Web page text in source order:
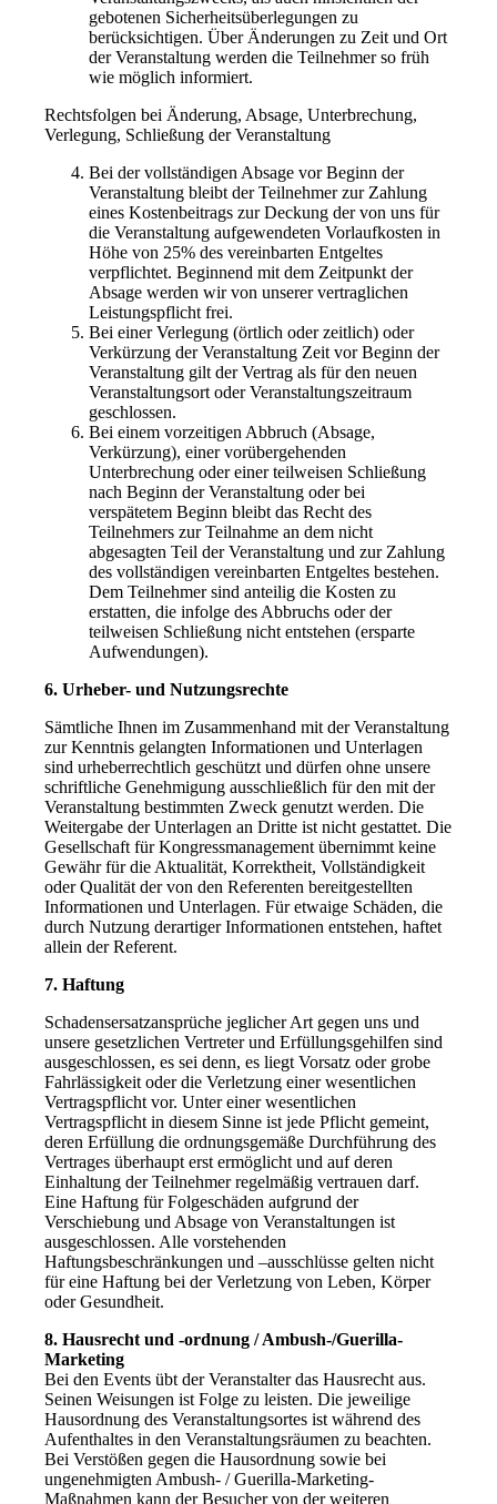
gebotenen Sicherheitsüberlegungen zu
berücksichtigen. Über Änderungen zu Zeit und Ort
der Veranstaltung werden die Teilnehmer so früh
wie möglich informiert.
Rechtsfolgen bei Änderung, Absage, Unterbrechung,
Verlegung, Schließung der Veranstaltung
Bei der vollständigen Absage vor Beginn der
Veranstaltung bleibt der Teilnehmer zur Zahlung
eines Kostenbeitrags zur Deckung der von uns für
die Veranstaltung aufgewendeten Vorlaufkosten in
Höhe von 25% des vereinbarten Entgeltes
verpflichtet. Beginnend mit dem Zeitpunkt der
Absage werden wir von unserer vertraglichen
Leistungspflicht frei.
Bei einer Verlegung (örtlich oder zeitlich) oder
Verkürzung der Veranstaltung Zeit vor Beginn der
Veranstaltung gilt der Vertrag als für den neuen
Veranstaltungsort oder Veranstaltungszeitraum
geschlossen.
Bei einem vorzeitigen Abbruch (Absage,
Verkürzung), einer vorübergehenden
Unterbrechung oder einer teilweisen Schließung
nach Beginn der Veranstaltung oder bei
verspätetem Beginn bleibt das Recht des
Teilnehmers zur Teilnahme an dem nicht
abgesagten Teil der Veranstaltung und zur Zahlung
des vollständigen vereinbarten Entgeltes bestehen.
Dem Teilnehmer sind anteilig die Kosten zu
erstatten, die infolge des Abbruchs oder der
teilweisen Schließung nicht entstehen (ersparte
Aufwendungen).
6. Urheber- und Nutzungsrechte
Sämtliche Ihnen im Zusammenhand mit der Veranstaltung
zur Kenntnis gelangten Informationen und Unterlagen
sind urheberrechtlich geschützt und dürfen ohne unsere
schriftliche Genehmigung ausschließlich für den mit der
Veranstaltung bestimmten Zweck genutzt werden. Die
Weitergabe der Unterlagen an Dritte ist nicht gestattet. Die
Gesellschaft für Kongressmanagement übernimmt keine
Gewähr für die Aktualität, Korrektheit, Vollständigkeit
oder Qualität der von den Referenten bereitgestellten
Informationen und Unterlagen. Für etwaige Schäden, die
durch Nutzung derartiger Informationen entstehen, haftet
allein der Referent.
7. Haftung
Schadensersatzansprüche jeglicher Art gegen uns und
unsere gesetzlichen Vertreter und Erfüllungsgehilfen sind
ausgeschlossen, es sei denn, es liegt Vorsatz oder grobe
Fahrlässigkeit oder die Verletzung einer wesentlichen
Vertragspflicht vor. Unter einer wesentlichen
Vertragspflicht in diesem Sinne ist jede Pflicht gemeint,
deren Erfüllung die ordnungsgemäße Durchführung des
Vertrages überhaupt erst ermöglicht und auf deren
Einhaltung der Teilnehmer regelmäßig vertrauen darf.
Eine Haftung für Folgeschäden aufgrund der
Verschiebung und Absage von Veranstaltungen ist
ausgeschlossen. Alle vorstehenden
Haftungsbeschränkungen und –ausschlüsse gelten nicht
für eine Haftung bei der Verletzung von Leben, Körper
oder Gesundheit.
8. Hausrecht und -ordnung / Ambush-/Guerilla-
Marketing
Bei den Events übt der Veranstalter das Hausrecht aus.
Seinen Weisungen ist Folge zu leisten. Die jeweilige
Hausordnung des Veranstaltungsortes ist während des
Aufenthaltes in den Veranstaltungsräumen zu beachten.
Bei Verstößen gegen die Hausordnung sowie bei
ungenehmigten Ambush- / Guerilla-Marketing-
Maßnahmen kann der Besucher von der weiteren